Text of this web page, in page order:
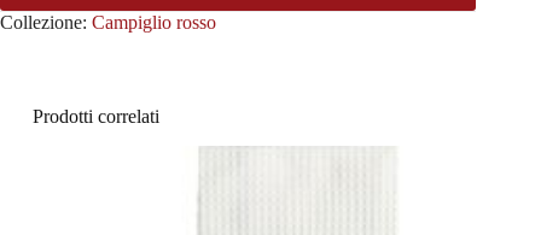
Collezione: Campiglio rosso
Prodotti correlati